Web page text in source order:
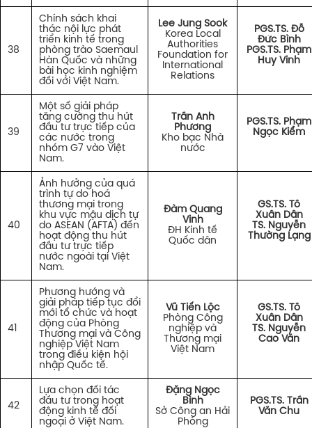
38
Chính sách khai
thác nội lực phát
triển kinh tế trong
phòng trào Saemaul
Hàn Quốc và những
bài học kinh nghiệm
đối với Việt Nam.
Lee Jung Sook
Korea Local
Authorities
Foundation for
International
Relations
PGS.TS. Đỗ
Đức Bình
PGS.TS. Phạm
Huy Vinh
39
Một số giải pháp
tăng cường thu hút
đầu tư trực tiếp của
các nước trong
nhóm G7 vào Việt
Nam.
Trần Anh
Phương
Kho bạc Nhà
nước
PGS.TS. Phạm
Ngọc Kiểm
40
Ảnh hưởng của quá
trình tự do hoá
thương mại trong
khu vực mậu dịch tự
do ASEAN (AFTA) đến
hoạt động thu hút
đầu tư trực tiếp
nước ngoài tại Việt
Nam.
Đàm Quang
Vinh
ĐH Kinh tế
Quốc dân
GS.TS. Tô
Xuân Dân
TS. Nguyễn
Thường Lạng
41
Phương hướng và
giải pháp tiếp tục đổi
mới tổ chức và hoạt
động của Phòng
Thương mại và Công
nghiệp Việt Nam
trong điều kiện hội
nhập Quốc tế.
Vũ Tiến Lộc
Phòng Công
nghiệp và
Thương mại
Việt Nam
GS.TS. Tô
Xuân Dân
TS. Nguyễn
Cao Văn
42
Lựa chọn đối tác
đầu tư trong hoạt
động kinh tế đối
ngoại ở Việt Nam.
Đặng Ngọc
Bình
Sở Công an Hải
Phòng
PGS.TS. Trần
Văn Chu